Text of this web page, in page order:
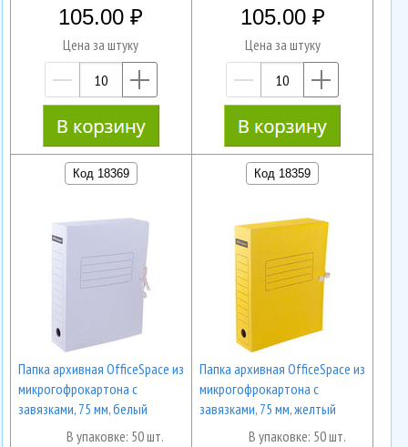
105.00
Цена за штуку
—
105.00
Цена за штуку
—
Код 18369
Папка архивная OfficeSpace из
микрогофрокартона с
завязками, 75 мм, белый
В упаковке: 50 шт.
Код 18359
Папка архивная OfficeSpace из
микрогофрокартона с
завязками, 75 мм, желтый
В упаковке: 50 шт.